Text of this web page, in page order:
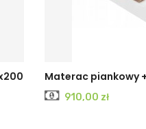
Materac piankowy +
Cena
910,00 zł